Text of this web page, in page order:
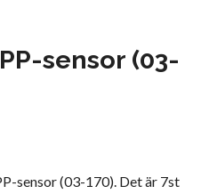
sensor (03-
sensor (03-170). Det är 7st